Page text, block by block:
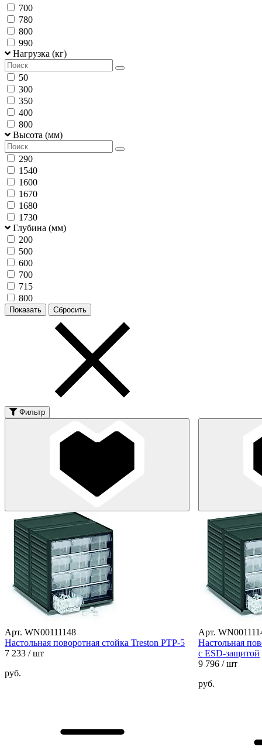
700
780
800
990
Нагрузка (кг)
50
300
350
400
800
Высота (мм)
290
1540
1600
1670
1680
1730
Глубина (мм)
200
500
600
700
715
800
Фильтр
Арт. WN00111148
Настольная поворотная стойка Treston PTP-5
7 233 / шт
руб.
Арт.
Настольная
с ESD-защитой
9 796 / шт
руб.